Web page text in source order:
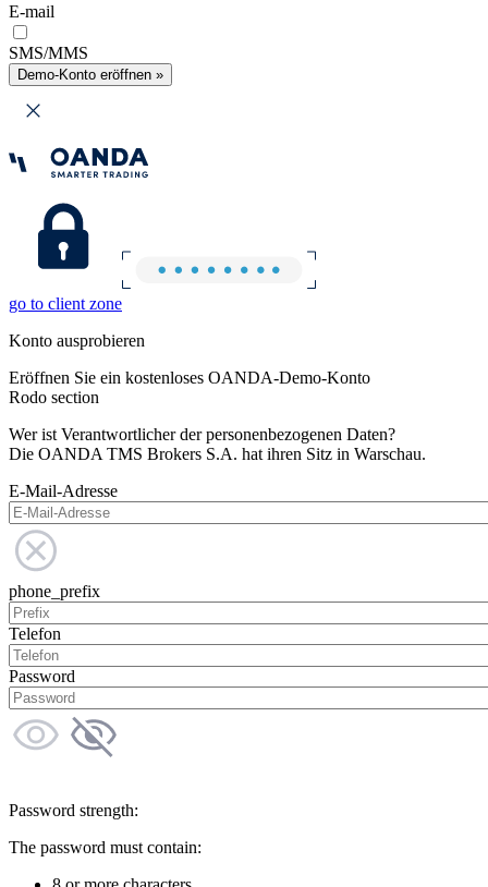
E-mail
SMS/MMS
Demo-Konto eröffnen »
go to client zone
Konto ausprobieren
Eröffnen Sie ein kostenloses OANDA-Demo-Konto
Rodo section
Wer ist Verantwortlicher der personenbezogenen Daten?
Die OANDA TMS Brokers S.A. hat ihren Sitz in Warschau.
E-Mail-Adresse
phone_prefix
Telefon
Password
Password strength:
The password must contain: